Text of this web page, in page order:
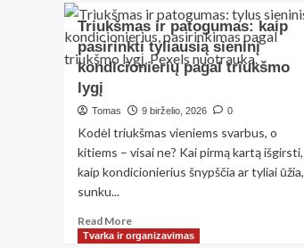
valgomojo
zona:
10
paprastų
atnaujinimų,
vizualiai
pakeičia
Triukšmas ir patogumas: kaip
pasirinkti tyliausią sieninį
kondicionierių pagal triukšmo
lygį
Tomas 9 birželio, 2026 0
Kodėl triukšmas vieniems svarbus, o
kitiems – visai ne? Kai pirmą kartą išgirsti,
kaip kondicionierius šnypščia ar tyliai ūžia,
sunku...
Read MoreRead
more
Tvarka ir organizavimas